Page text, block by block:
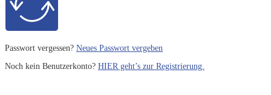
Passwort vergessen? Neues Passwort vergeben
Noch kein Benutzerkonto? HIER geht’s zur Registrierung.